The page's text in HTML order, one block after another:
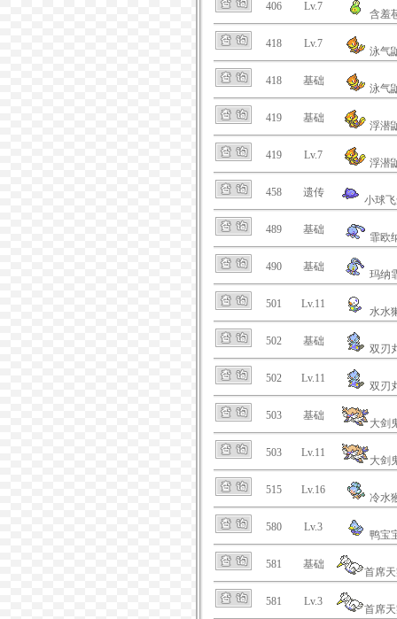
406 Lv.7
含羞
418 Lv.7
泳气
418 基础
泳气
419 基础
浮潜
419 Lv.7
浮潜
458 遗传
小球
489 基础
霏欧
490 基础
玛纳
501 Lv.11
水水
502 基础
双刃
502 Lv.11
双刃
503 基础
大剑
503 Lv.11
大剑
515 Lv.16
冷水
580 Lv.3
鸭宝
581 基础
首席
581 Lv.3
首席